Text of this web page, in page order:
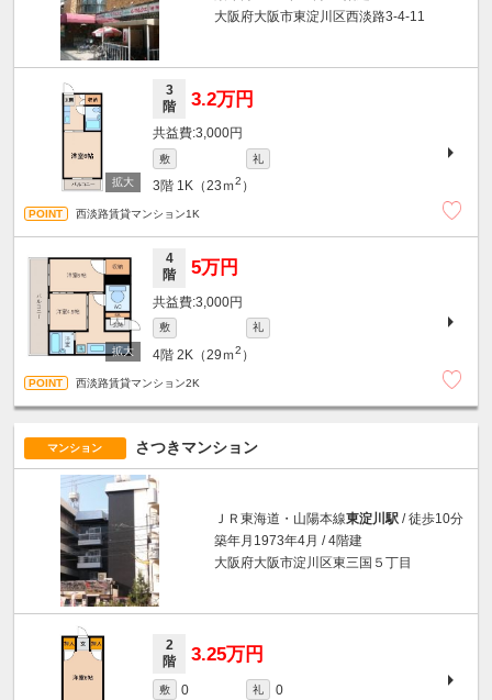
大阪府大阪市東淀川区西淡路3-4-11
3
階
3.2万円
3,000円
敷 礼
3階 1K（23ｍ2 ）
西淡路賃貸マンション1K
4
階
5万円
3,000円
敷 礼
4階 2K（29ｍ2 ）
西淡路賃貸マンション2K
マンション さつきマンション
ＪＲ東海道・山陽本線東淀川駅 / 徒歩10分
築年月1973年4月 / 4階建
大阪府大阪市淀川区東三国５丁目
2
階
3.25万円
敷 0 礼
0